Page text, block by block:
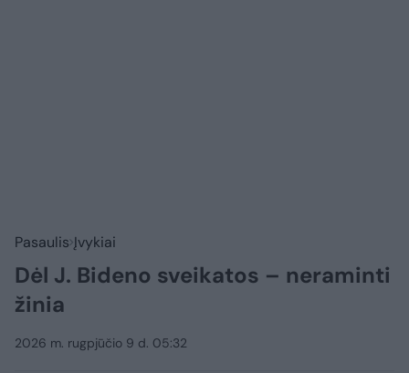
Pasaulis Įvykiai
Dėl J. Bideno sveikatos – neraminti
žinia
2026 m. rugpjūčio 9 d. 05:32